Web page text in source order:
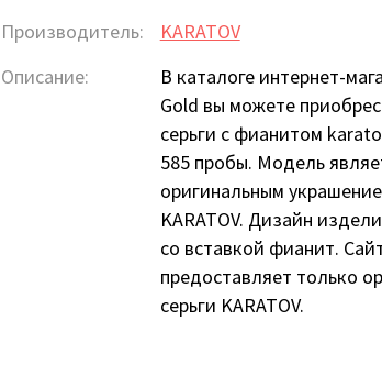
Производитель:
KARATOV
Описание:
В каталоге интернет-
Gold вы можете
серьги с фианитом
585 пробы. Модель
оригинальным
KARATOV. Дизайн
со вставкой фианит.
предоставляет только
серьги KARATOV.